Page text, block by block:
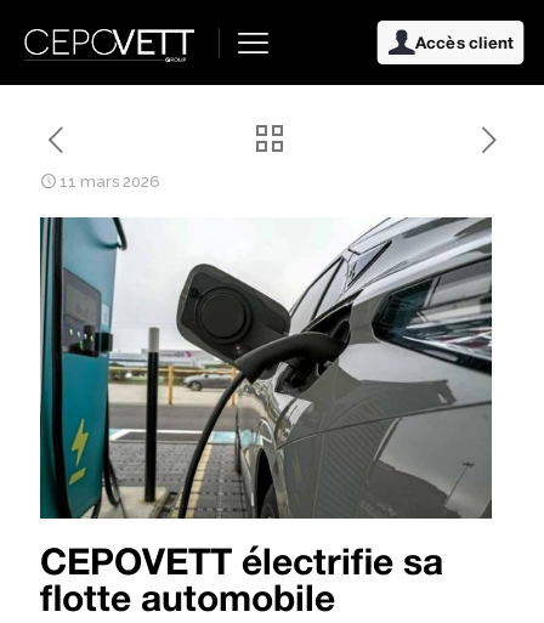
Accès client
11 mars 2026
CEPOVETT électrifie sa
flotte automobile